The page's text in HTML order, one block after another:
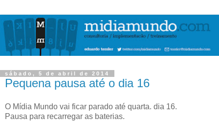
sábado, 5 de abril de 2014
Pequena pausa até o dia 16
O Mídia Mundo vai ficar parado até quarta. dia 16.
Pausa para recarregar as baterias.